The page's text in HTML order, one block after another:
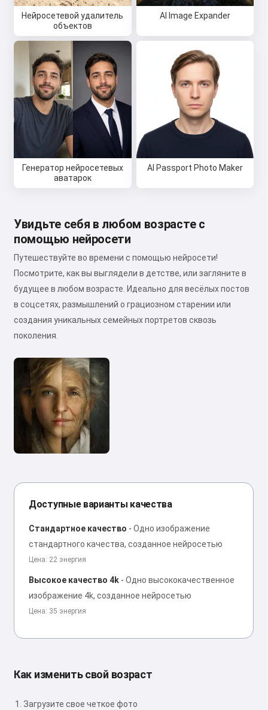
Нейросетевой удалитель
объектов
AI Image Expander
Генератор нейросетевых
аватарок
AI Passport Photo Maker
Увидьте себя в любом возрасте с
помощью нейросети
Путешествуйте во времени с помощью нейросети!
Посмотрите, как вы выглядели в детстве, или загляните в
будущее в любом возрасте. Идеально для весёлых постов
в соцсетях, размышлений о грациозном старении или
создания уникальных семейных портретов сквозь
поколения.
Доступные варианты качества
Стандартное качество - Одно изображение
стандартного качества, созданное нейросетью
Цена: 22 энергия
Высокое качество 4k - Одно высококачественное
изображение 4k, созданное нейросетью
Цена: 35 энергия
Как изменить свой возраст
Загрузите свое четкое фото